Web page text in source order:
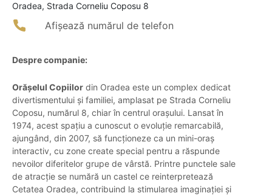
Oradea, Strada Corneliu Coposu 8
Afișează numărul de telefon
Despre companie:
Orășelul Copiilor din Oradea este un complex dedicat
divertismentului și familiei, amplasat pe Strada Corneliu
Coposu, numărul 8, chiar în centrul orașului. Lansat în
1974, acest spațiu a cunoscut o evoluție remarcabilă,
ajungând, din 2007, să funcționeze ca un mini-oraș
interactiv, cu zone create special pentru a răspunde
nevoilor diferitelor grupe de vârstă. Printre punctele sale
de atracție se numără un castel ce reinterpretează
Cetatea Oradea, contribuind la stimularea imaginației și